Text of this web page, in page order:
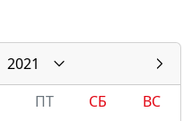
2021
ПТ СБ
ВС